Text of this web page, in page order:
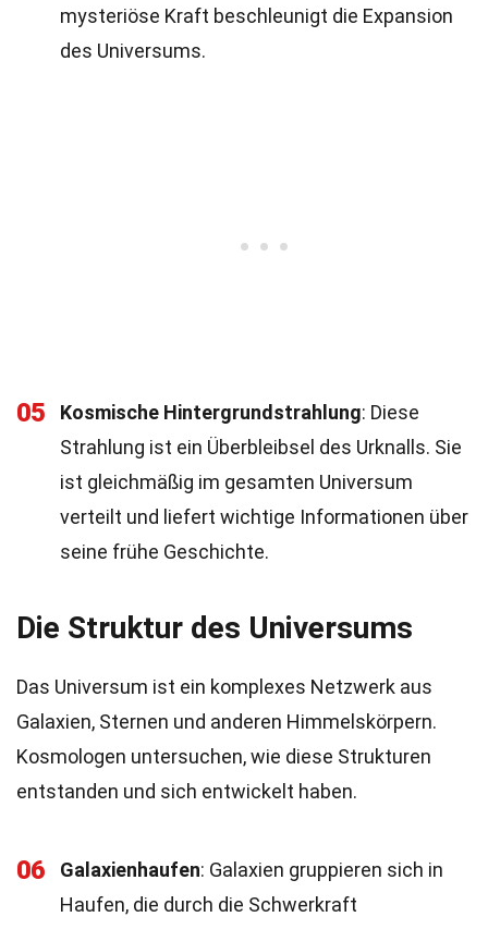
mysteriöse Kraft beschleunigt die Expansion
des Universums.
05 Kosmische Hintergrundstrahlung: Diese
Strahlung ist ein Überbleibsel des Urknalls. Sie
ist gleichmäßig im gesamten Universum
verteilt und liefert wichtige Informationen über
seine frühe Geschichte.
Die Struktur des Universums
Das Universum ist ein komplexes Netzwerk aus
Galaxien, Sternen und anderen Himmelskörpern.
Kosmologen untersuchen, wie diese Strukturen
entstanden und sich entwickelt haben.
06 Galaxienhaufen: Galaxien gruppieren sich in
Haufen, die durch die Schwerkraft